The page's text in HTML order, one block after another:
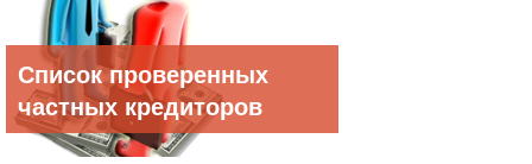
Список проверенных
частных кредиторов